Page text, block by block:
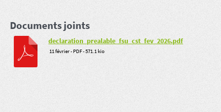
Documents joints
declaration_prealable_fsu_cst_fev_2026.pdf
11 février- PDF-571.1 kio